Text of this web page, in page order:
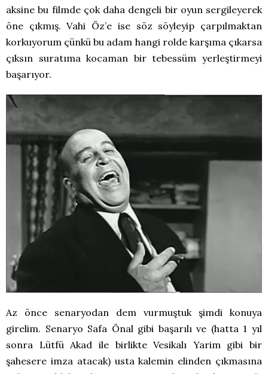
aksine bu filmde çok daha dengeli bir oyun sergileyerek
öne çıkmış. Vahi Öz’e ise söz söyleyip çarpılmaktan
korkuyorum çünkü bu adam hangi rolde karşıma çıkarsa
çıksın suratıma kocaman bir tebessüm yerleştirmeyi
başarıyor.
Az önce senaryodan dem vurmuştuk şimdi konuya
girelim. Senaryo Safa Önal gibi başarılı ve (hatta 1 yıl
sonra Lütfü Akad ile birlikte Vesikalı Yarim gibi bir
şahesere imza atacak) usta kalemin elinden çıkmasına